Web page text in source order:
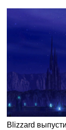
Blizzard